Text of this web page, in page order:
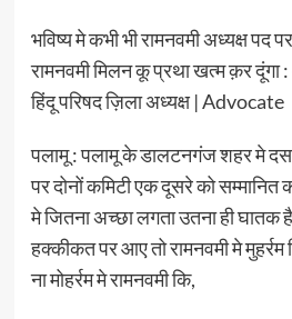
भविष्य मे कभी भी रामनवमी अध्यक्ष पद
रामनवमी मिलन कू प्रथा खत्म क़र दूंगा :
हिंदू परिषद ज़िला अध्यक्ष | Advocate
पलामू : पलामू के डालटनगंज शहर मे
पर दोनों कमिटी एक दूसरे को
मे जितना अच्छा लगता उतना ही घातक
हक्कीकत पर आए तो रामनवमी मे
ना मोहर्रम मे रामनवमी कि,